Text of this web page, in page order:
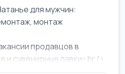
для мужчин:
монтаж
продавцов в
и сувенирные лавки<br />
м...